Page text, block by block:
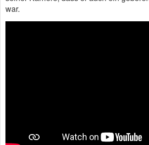
war.